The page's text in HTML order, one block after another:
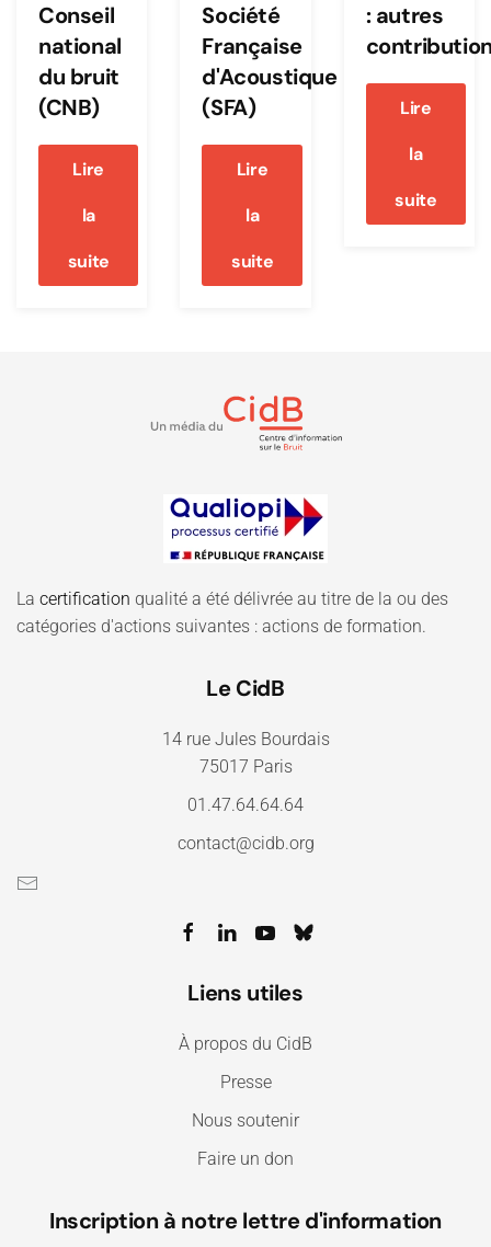
Conseil
national
du bruit
(CNB)
Lire
la
suite
Société
Française
d'Acoustique
(SFA)
Lire
la
suite
: autres
Lire
la
suite
La certification qualité a été délivrée au titre de la ou des
catégories d'actions suivantes : actions de formation.
Le CidB
14 rue Jules Bourdais
75017 Paris
01.47.64.64.64
contact@cidb.org
Liens utiles
À propos du CidB
Presse
Nous soutenir
Faire un don
Inscription à notre lettre d'information